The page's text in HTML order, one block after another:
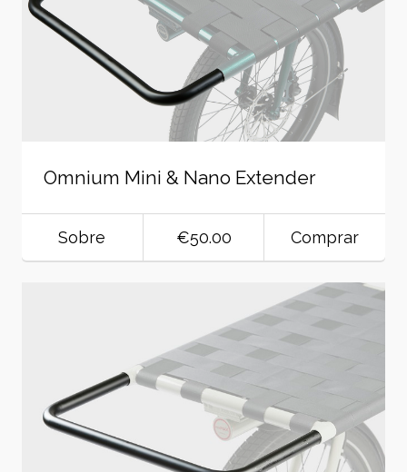
Omnium Mini & Nano Extender
Sobre €50.00 Comprar